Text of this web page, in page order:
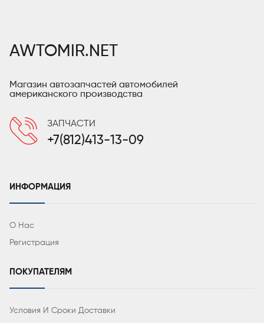
AWTOMIR.NET
Магазин автозапчастей автомобилей
американского производства
ЗАПЧАСТИ
+7(812)413-13-09
ИНФОРМАЦИЯ
О Нас
Регистрация
ПОКУПАТЕЛЯМ
Условия И Сроки Доставки